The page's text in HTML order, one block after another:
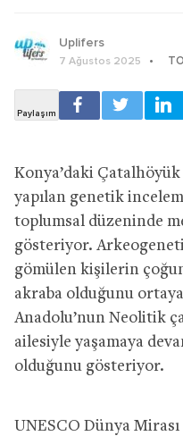
Uplifers
7 Ağustos 2025
Konya’daki
yapılan genetik
toplumsal düzeninde
gösteriyor.
gömülen kişilerin
akraba olduğunu
Anadolu’nun Neolitik
ailesiyle yaşamaya
olduğunu gösteriyor.
UNESCO Dünya